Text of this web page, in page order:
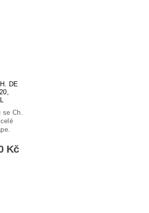
DE
Ch.
Kč